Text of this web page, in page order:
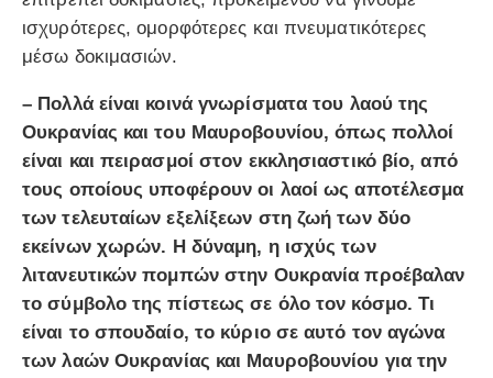
ισχυρότερες, ομορφότερες και πνευματικότερες
μέσω δοκιμασιών.
– Πολλά είναι κοινά γνωρίσματα του λαού της
Ουκρανίας και του Μαυροβουνίου, όπως πολλοί
είναι και πειρασμοί στον εκκλησιαστικό βίο, από
τους οποίους υποφέρουν οι λαοί ως αποτέλεσμα
των τελευταίων εξελίξεων στη ζωή των δύο
εκείνων χωρών. Η δύναμη, η ισχύς των
λιτανευτικών πομπών στην Ουκρανία προέβαλαν
το σύμβολο της πίστεως σε όλο τον κόσμο. Τι
είναι το σπουδαίο, το κύριο σε αυτό τον αγώνα
των λαών Ουκρανίας και Μαυροβουνίου για την